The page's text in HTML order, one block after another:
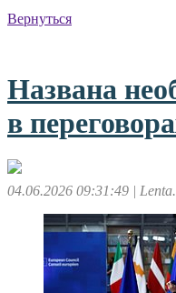
Вернуться
Названа
в
04.06.2026 09:31:49 |